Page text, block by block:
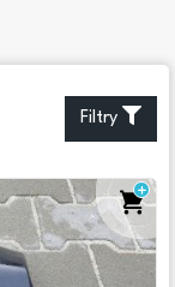
(5)
Filtry